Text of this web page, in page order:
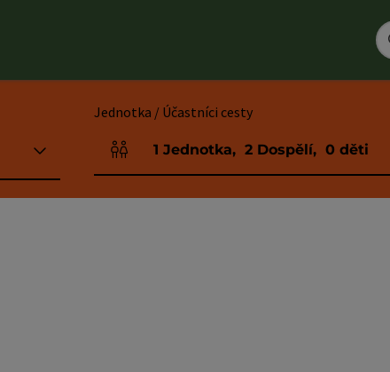
Jednotka / Účastníci cesty
Počet jednotek a polí pro osoby
1 Jednotka, 2 Dospělí, 0 děti